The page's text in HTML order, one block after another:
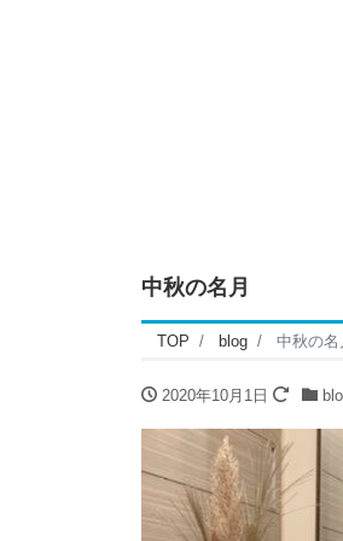
中秋の名月
TOP blog 中秋の名
2020年10月1日